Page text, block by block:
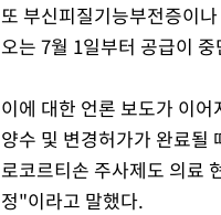
또 부신피질기능부전증이
오는 7월 1일부터 공급이
이에 대한 언론 보도가 이
양수 및 변경허가가 완료될
로코르티손 주사제도 의료
정"이라고 말했다.